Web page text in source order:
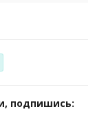
подпишись: